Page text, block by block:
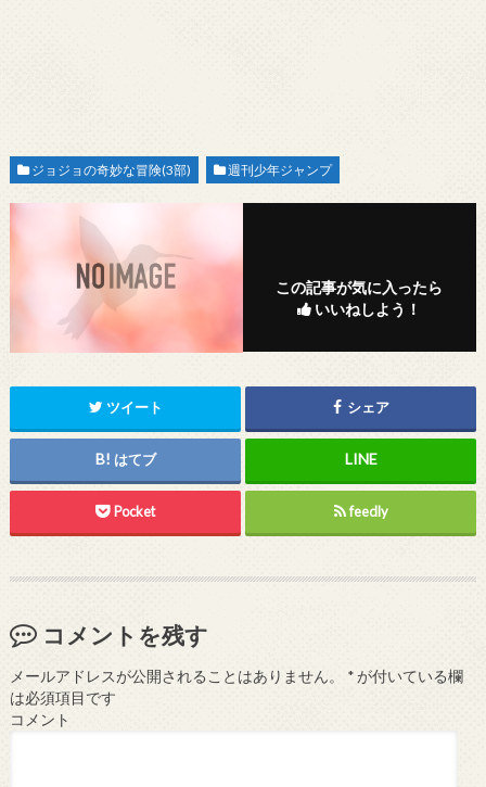
ジョジョの奇妙な冒険(3部) 週刊少年ジャンプ
この記事が気に入ったら
いいねしよう！
ツイート シェア
はてブ
Pocket feedly
コメントを残す
メールアドレスが公開されることはありません。 *が付いている欄
は必須項目です
コメント